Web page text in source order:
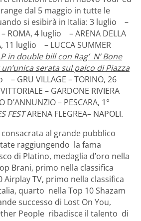
dal 5 maggio in tutte le
si esibirà in Italia: 3 luglio –
– ROMA, 4 luglio – ARENA DELLA
11 luglio – LUCCA SUMMER
in double bill con Rag’ N’ Bone
serata sul palco di Piazza
– GRU VILLAGE – TORINO, 26
– GARDONE RIVIERA
D’ANNUNZIO – PESCARA, 1°
FESTARENA FLEGREA– NAPOLI.
consacrata al grande pubblico
raggiungendo la fama
di Platino, medaglia d’oro nella
Brani, primo nella classifica
Airplay TV, primo nella classifica
quarto nella Top 10 Shazam
successo di Lost On You,
People ribadisce il talento di